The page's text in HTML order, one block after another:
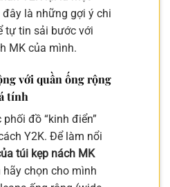
là những gợi ý chi
tự tin sải bước với
MK của mình.
với quần ống rộng
tính
đồ “kinh điển”
Y2K. Để làm nổi
túi kẹp nách MK
hãy chọn cho mình